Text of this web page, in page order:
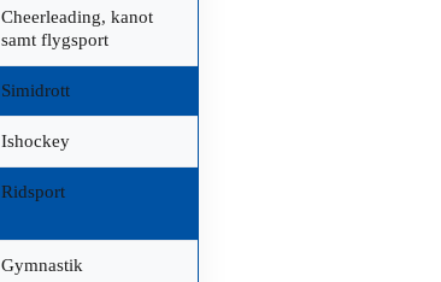
Cheerleading, kanot
samt flygsport
Simidrott
Ishockey
Ridsport
Gymnastik